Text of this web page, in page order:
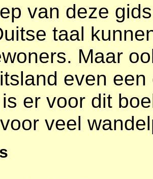
van deze
taal
Maar
even
er voor dit
veel